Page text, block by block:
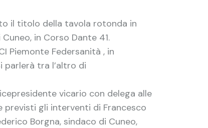
il titolo della tavola rotonda in
in Corso Dante 41.
Piemonte Federsanità , in
parlerà tra l’altro di
vicario con delega alle
previsti gli interventi di Francesco
Borgna, sindaco di Cuneo,